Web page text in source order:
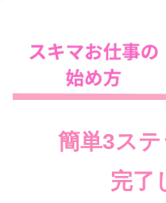
簡単3ス
完了